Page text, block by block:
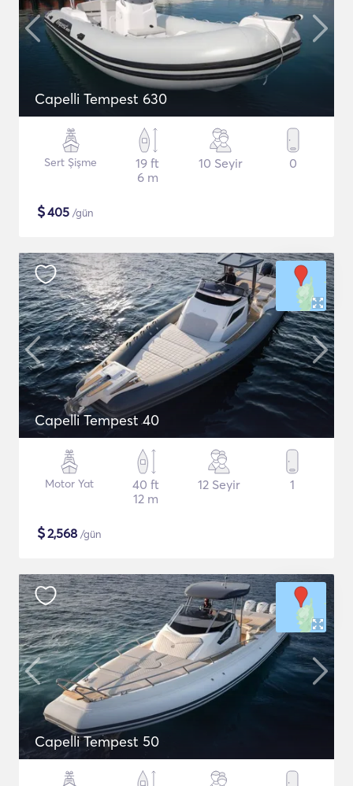
Capelli Tempest 630
Sert Şişme
19 ft
6 m
10 Seyir 0
$405 /gün
Capelli Tempest 40
Motor Yat
40 ft
12 m
12 Seyir 1
$2,568 /gün
Capelli Tempest 50